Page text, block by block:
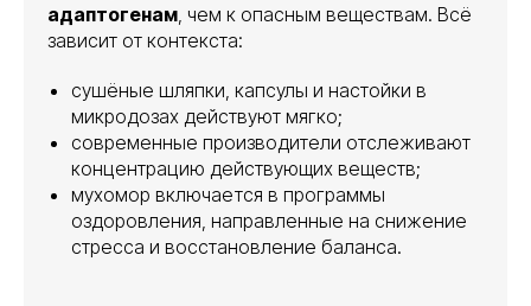
адаптогенам , чем к опасным веществам. Всё
зависит от контекста:
сушёные шляпки, капсулы и настойки в
микродозах действуют мягко;
современные производители отслеживают
концентрацию действующих веществ;
мухомор включается в программы
оздоровления, направленные на снижение
стресса и восстановление баланса.